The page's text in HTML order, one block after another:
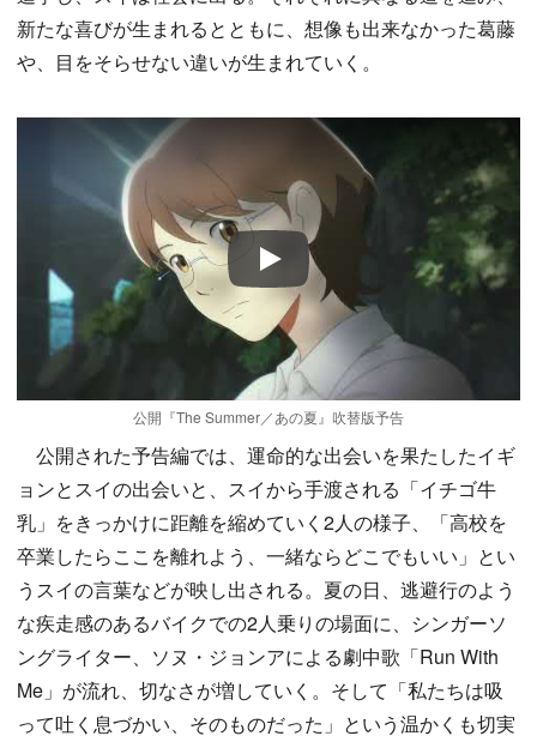
新たな喜びが生まれるとともに、想像も出来なかった葛藤
や、目をそらせない違いが生まれていく。
Play
公開『The Summer／あの夏』吹替版予告
公開された予告編では、運命的な出会いを果たしたイギ
ョンとスイの出会いと、スイから手渡される「イチゴ牛
乳」をきっかけに距離を縮めていく2人の様子、「高校を
卒業したらここを離れよう、一緒ならどこでもいい」とい
うスイの言葉などが映し出される。夏の日、逃避行のよう
な疾走感のあるバイクでの2人乗りの場面に、シンガーソ
ングライター、ソヌ・ジョンアによる劇中歌「Run With
Me」が流れ、切なさが増していく。そして「私たちは吸
って吐く息づかい、そのものだった」という温かくも切実